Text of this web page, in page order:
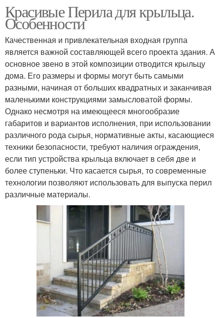
Красивые Перила для крыльца.
Особенности
Качественная и привлекательная входная группа
является важной составляющей всего проекта здания. А
основное звено в этой композиции отводится крыльцу
дома. Его размеры и формы могут быть самыми
разными, начиная от больших квадратных и заканчивая
маленькими конструкциями замысловатой формы.
Однако несмотря на имеющееся многообразие
габаритов и вариантов исполнения, при использовании
различного рода сырья, нормативные акты, касающиеся
техники безопасности, требуют наличия ограждения,
если тип устройства крыльца включает в себя две и
более ступеньки. Что касается сырья, то современные
технологии позволяют использовать для выпуска перил
различные материалы.